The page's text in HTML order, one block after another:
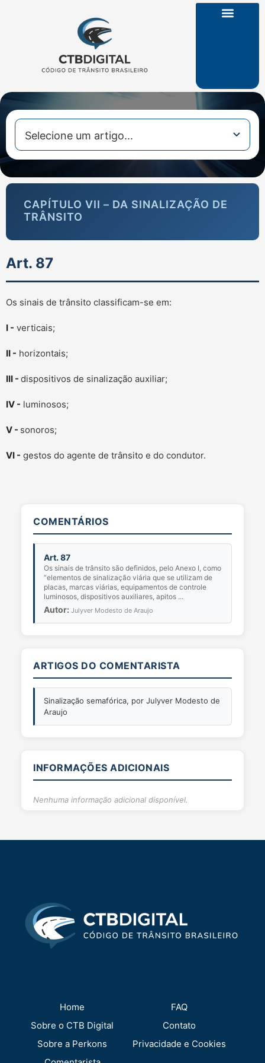
CAPÍTULO VII – DA SINALIZAÇÃO DE
TRÂNSITO
Art. 87
Os sinais de trânsito classificam-se em:
I - verticais;
II - horizontais;
III - dispositivos de sinalização auxiliar;
IV - luminosos;
V - sonoros;
VI - gestos do agente de trânsito e do condutor.
COMENTÁRIOS
Art. 87
Os sinais de trânsito são definidos, pelo Anexo I, como
“elementos de sinalização viária que se utilizam de
placas, marcas viárias, equipamentos de controle
luminosos, dispositivos auxiliares, apitos ...
Autor: Julyver Modesto de Araujo
ARTIGOS DO COMENTARISTA
Sinalização semafórica, por Julyver Modesto de
Araujo
INFORMAÇÕES ADICIONAIS
Nenhuma informação adicional disponível.
Home
Sobre o CTB Digital
Sobre a Perkons
FAQ
Contato
Privacidade e Cookies